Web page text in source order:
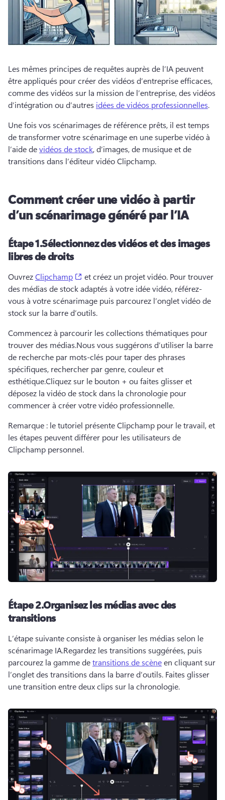
Les mêmes principes de requêtes auprès de l’IA peuvent
être appliqués pour créer des vidéos d’entreprise efficaces,
comme des vidéos sur la mission de l’entreprise, des vidéos
d’intégration ou d’autres idées de vidéos professionnelles.
Une fois vos scénarimages de référence prêts, il est temps
de transformer votre scénarimage en une superbe vidéo à
l’aide de vidéos de stock, d’images, de musique et de
transitions dans l’éditeur vidéo Clipchamp.
Comment créer une vidéo à partir
d’un scénarimage généré par l’IA
Étape 1.Sélectionnez des vidéos et des images
libres de droits
Ouvrez Clipchamp (opens in a new tab)
et créez un projet vidéo. Pour trouver
des médias de stock adaptés à votre idée vidéo, référez-
vous à votre scénarimage puis parcourez l’onglet vidéo de
stock sur la barre d’outils.
Commencez à parcourir les collections thématiques pour
trouver des médias.Nous vous suggérons d’utiliser la barre
de recherche par mots-clés pour taper des phrases
spécifiques, rechercher par genre, couleur et
esthétique.Cliquez sur le bouton + ou faites glisser et
déposez la vidéo de stock dans la chronologie pour
commencer à créer votre vidéo professionnelle.
Remarque : le tutoriel présente Clipchamp pour le travail, et
les étapes peuvent différer pour les utilisateurs de
Clipchamp personnel.
Étape 2.Organisez les médias avec des
transitions
L’étape suivante consiste à organiser les médias selon le
scénarimage IA.Regardez les transitions suggérées, puis
parcourez la gamme de transitions de scène en cliquant sur
l’onglet des transitions dans la barre d’outils. Faites glisser
une transition entre deux clips sur la chronologie.